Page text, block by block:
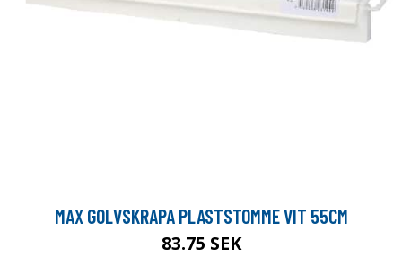
MAX GOLVSKRAPA PLASTSTOMME VIT 55CM
83.75 SEK